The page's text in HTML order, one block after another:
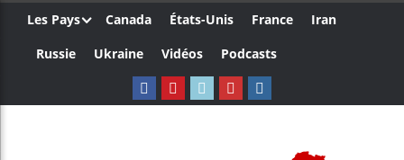
Les Pays Canada États-Unis France
Iran
Russie
Ukraine Vidéos Podcasts